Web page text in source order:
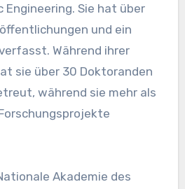
Engineering. Sie hat über
und ein
Während ihrer
sie über 30 Doktoranden
während sie mehr als
Akademie des